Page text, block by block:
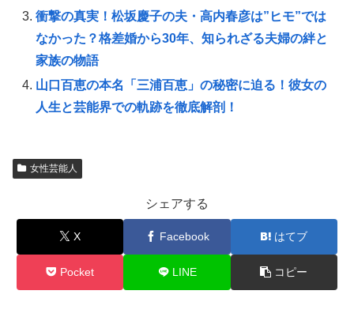
衝撃の真実！松坂慶子の夫・高内春彦は”ヒモ”では
なかった？格差婚から30年、知られざる夫婦の絆と
家族の物語
山口百恵の本名「三浦百恵」の秘密に迫る！彼女の
人生と芸能界での軌跡を徹底解剖！
女性芸能人
シェアする
X Facebook はてブ
Pocket LINE コピー